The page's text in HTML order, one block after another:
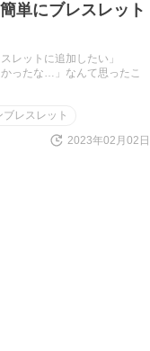
単にブレスレット
レットに追加したい」
ったな…」なんて思ったこ
レスレット
2023年02月02日